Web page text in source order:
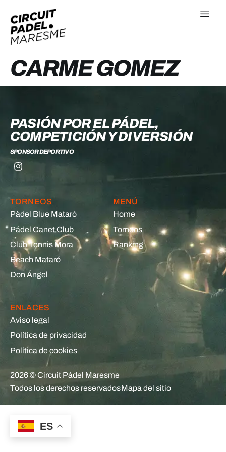
CARME GOMEZ
PASIÓN POR EL PÁDEL,
COMPETICIÓN Y DIVERSIÓN
SPONSOR DEPORTIVO
TORNEOS
Pàdel Blue Mataró
Pádel Canet Club
Club Tennis Mora
Beach Mataró
Don Ángel
MENÚ
Home
Torneos
Ranking
ENLACES
Aviso legal
Política de privacidad
Política de cookies
2026 © Circuit Pádel Maresme
Todos los derechos reservadosMapa del sitio
ES